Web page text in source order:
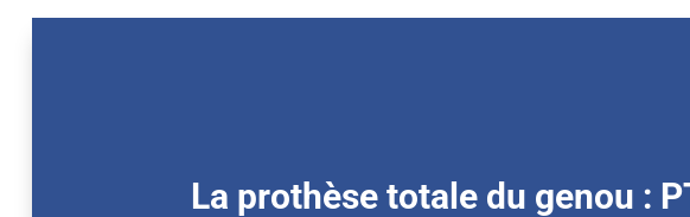
La prothèse totale du genou :